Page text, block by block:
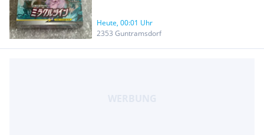
Heute, 00:01 Uhr
2353 Guntramsdorf